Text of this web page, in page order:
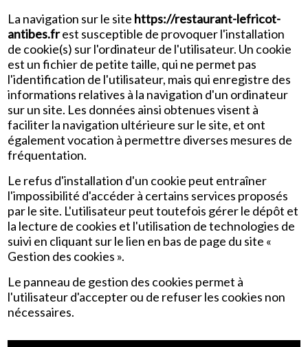
La navigation sur le site https://restaurant-lefricot-
antibes.frest susceptible de provoquer l'installation
de cookie(s) sur l'ordinateur de l'utilisateur. Un cookie
est un fichier de petite taille, qui ne permet pas
l'identification de l'utilisateur, mais qui enregistre des
informations relatives à la navigation d'un ordinateur
sur un site. Les données ainsi obtenues visent à
faciliter la navigation ultérieure sur le site, et ont
également vocation à permettre diverses mesures de
fréquentation.
Le refus d'installation d'un cookie peut entraîner
l'impossibilité d'accéder à certains services proposés
par le site. L'utilisateur peut toutefois gérer le dépôt et
la lecture de cookies et l'utilisation de technologies de
suivi en cliquant sur le lien en bas de page du site «
Gestion des cookies ».
Le panneau de gestion des cookies permet à
l'utilisateur d'accepter ou de refuser les cookies non
nécessaires.